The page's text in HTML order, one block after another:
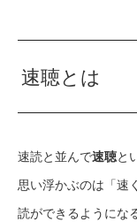
速聴とは
速読と並んで速聴と
思い浮かぶのは「速
読ができるようにな